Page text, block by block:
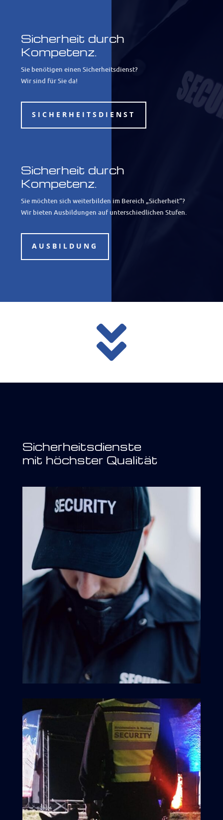
Sicherheit durch
Kompetenz.
Sie benötigen einen Sicherheitsdienst?
Wir sind für Sie da!
SICHERHEITSDIENST
Sicherheit durch
Kompetenz.
Sie möchten sich weiterbilden im Bereich „Sicherheit“?
Wir bieten Ausbildungen auf unterschiedlichen Stufen.
AUSBILDUNG

Sicherheitsdienste
mit höchster Qualität